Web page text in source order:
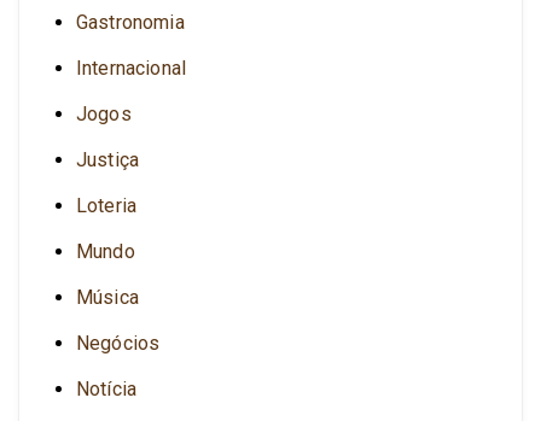
Gastronomia
Internacional
Jogos
Justiça
Loteria
Mundo
Música
Negócios
Notícia